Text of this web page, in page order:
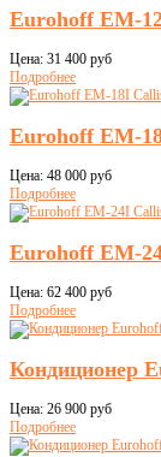
Eurohoff EM-
Цена: 31 400 руб
Подробнее
Eurohoff EM-
Цена: 48 000 руб
Подробнее
Eurohoff EM-
Цена: 62 400 руб
Подробнее
Кондиционер
Цена: 26 900 руб
Подробнее